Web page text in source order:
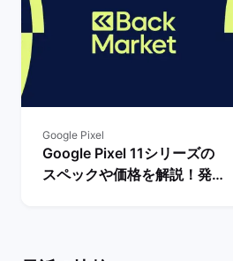
Google Pixel
Google Pixel 11シリーズの
スペックや価格を解説！発売